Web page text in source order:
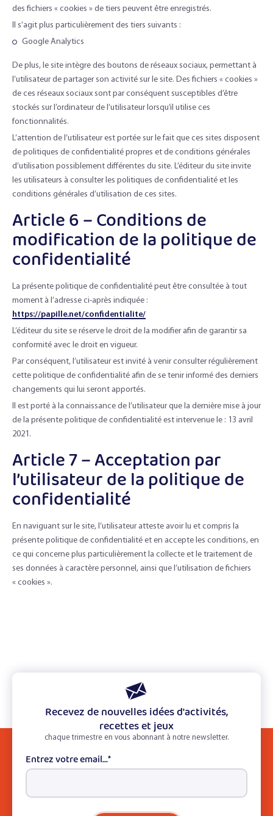
des fichiers « cookies » de tiers peuvent être enregistrés.
Il s’agit plus particulièrement des tiers suivants :
Google Analytics
De plus, le site intègre des boutons de réseaux sociaux, permettant à
l’utilisateur de partager son activité sur le site. Des fichiers « cookies »
de ces réseaux sociaux sont par conséquent susceptibles d’être
stockés sur l’ordinateur de l’utilisateur lorsqu’il utilise ces
fonctionnalités.
L’attention de l’utilisateur est portée sur le fait que ces sites disposent
de politiques de confidentialité propres et de conditions générales
d’utilisation possiblement différentes du site. L’éditeur du site invite
les utilisateurs à consulter les politiques de confidentialité et les
conditions générales d’utilisation de ces sites.
Article 6 – Conditions de
modification de la politique de
confidentialité
La présente politique de confidentialité peut être consultée à tout
moment à l’adresse ci-après indiquée :
https://papille.net/confidentialite/
L’éditeur du site se réserve le droit de la modifier afin de garantir sa
conformité avec le droit en vigueur.
Par conséquent, l’utilisateur est invité à venir consulter régulièrement
cette politique de confidentialité afin de se tenir informé des derniers
changements qui lui seront apportés.
Il est porté à la connaissance de l’utilisateur que la dernière mise à jour
de la présente politique de confidentialité est intervenue le : 13 avril
2021.
Article 7 – Acceptation par
l’utilisateur de la politique de
confidentialité
En naviguant sur le site, l’utilisateur atteste avoir lu et compris la
présente politique de confidentialité et en accepte les conditions, en
ce qui concerne plus particulièrement la collecte et le traitement de
ses données à caractère personnel, ainsi que l’utilisation de fichiers
« cookies ».
Recevez de nouvelles idées d'activités,
recettes et jeux
chaque trimestre en vous abonnant à notre newsletter.
Entrez votre email...*